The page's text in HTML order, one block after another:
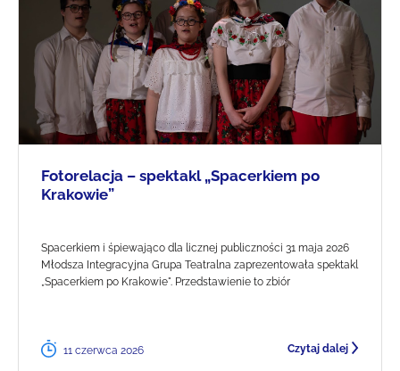
Fotorelacja – spektakl „Spacerkiem po
Krakowie”
Spacerkiem i śpiewająco dla licznej publiczności 31 maja 2026
Młodsza Integracyjna Grupa Teatralna zaprezentowała spektakl
„Spacerkiem po Krakowie". Przedstawienie to zbiór
11 czerwca 2026 Czytaj dalej